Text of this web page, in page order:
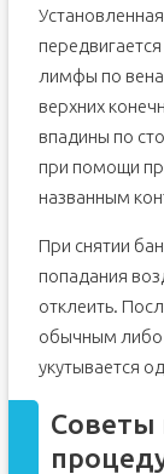
лимфы по
верхних
впадины по
при помощи
названным
При снятии
попадания
отклеить.
обычным
укутывается
Советы